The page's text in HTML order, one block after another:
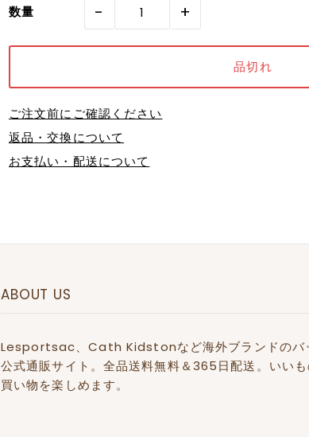
数量 - +
ご注文前にご確認ください
返品・交換について
お支払い・配送について
ABOUT US
Lesportsac、Cath Kidstonなど海外ブランドのバ
公式通販サイト。全品送料無料＆365日配送。いい
買い物を楽しめます。